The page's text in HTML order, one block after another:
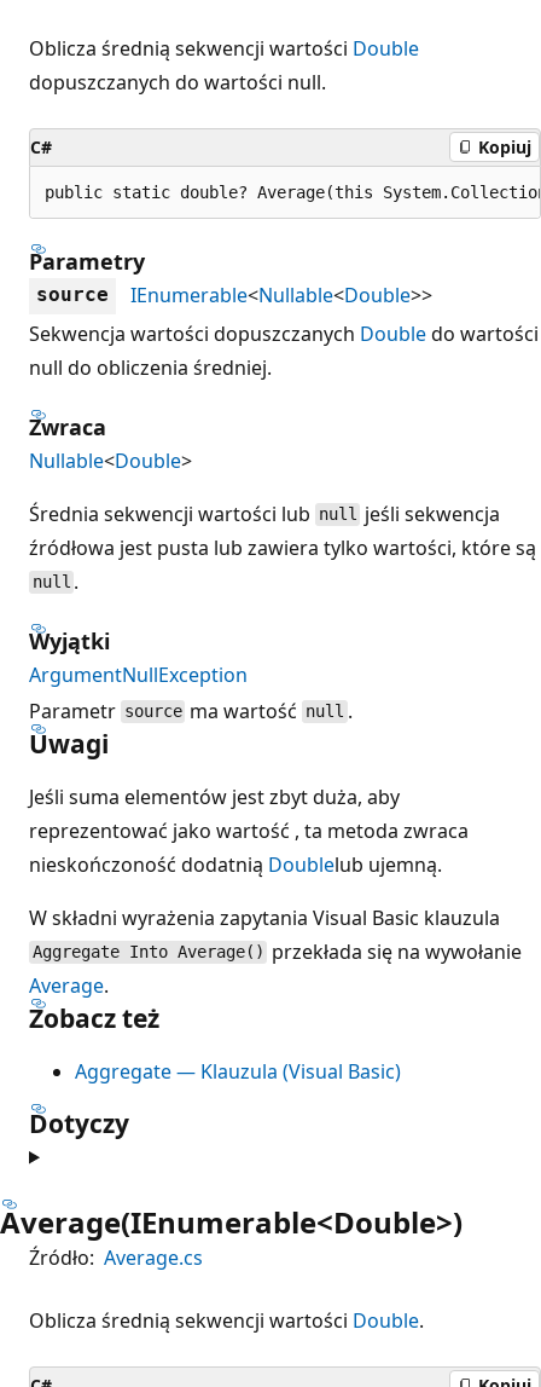
Oblicza średnią sekwencji wartości Double
dopuszczanych do wartości null.
C# Kopiuj
public static double? Average(this
Parametry
source IEnumerable<Nullable<Double>>
Sekwencja wartości dopuszczanych Doubledo wartości
null do obliczenia średniej.
Zwraca
Nullable<Double>
Średnia sekwencji wartości lub null jeśli sekwencja
źródłowa jest pusta lub zawiera tylko wartości, które są
null .
Wyjątki
ArgumentNullException
Parametr source ma wartość null .
Uwagi
Jeśli suma elementów jest zbyt duża, aby
reprezentować jako wartość , ta metoda zwraca
nieskończoność dodatnią Doublelub ujemną.
W składni wyrażenia zapytania Visual Basic klauzula
Aggregate Into Average() przekłada się na wywołanie
Average.
Zobacz też
Aggregate — Klauzula (Visual Basic)
Dotyczy
Average(IEnumerable<Double>)
Źródło: Average.cs
Oblicza średnią sekwencji wartości Double.